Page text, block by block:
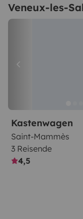
Veneux-les-
Kastenwagen
Saint-Mammès
3 Reisende
4,5